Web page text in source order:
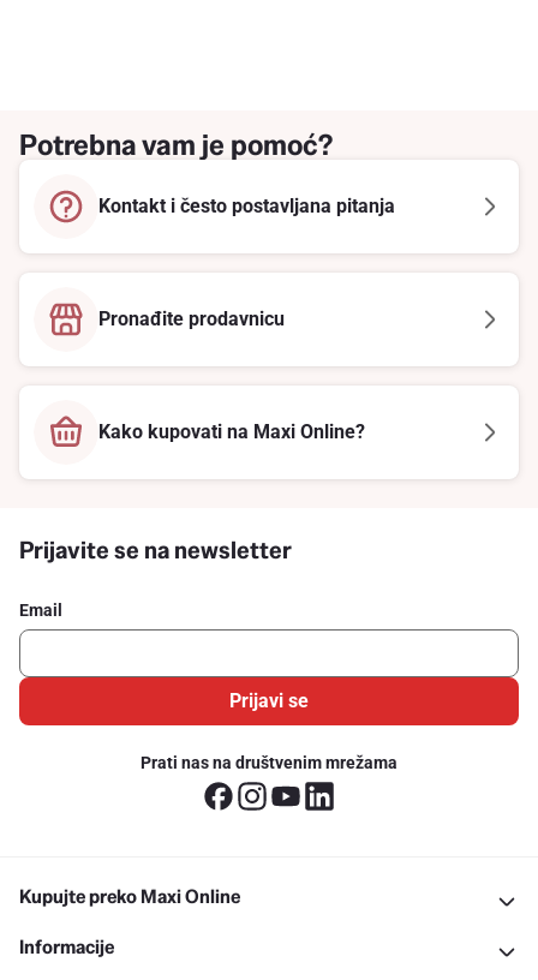
Potrebna vam je pomoć?
Kontakt i često postavljana pitanja
Pronađite prodavnicu
Kako kupovati na Maxi Online?
Prijavite se na newsletter
Email
Prijavi se
Prati nas na društvenim mrežama
Kupujte preko Maxi Online
Informacije